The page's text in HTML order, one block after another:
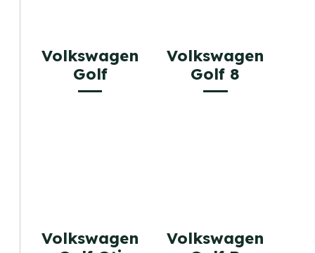
Volkswagen
Golf
Volkswagen
Golf 8
Volkswagen
Volkswagen